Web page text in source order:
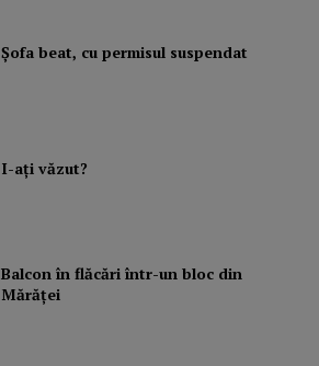
Şofa beat, cu permisul suspendat
I-aţi văzut?
Balcon în flăcări într-un bloc din
Mărăţei